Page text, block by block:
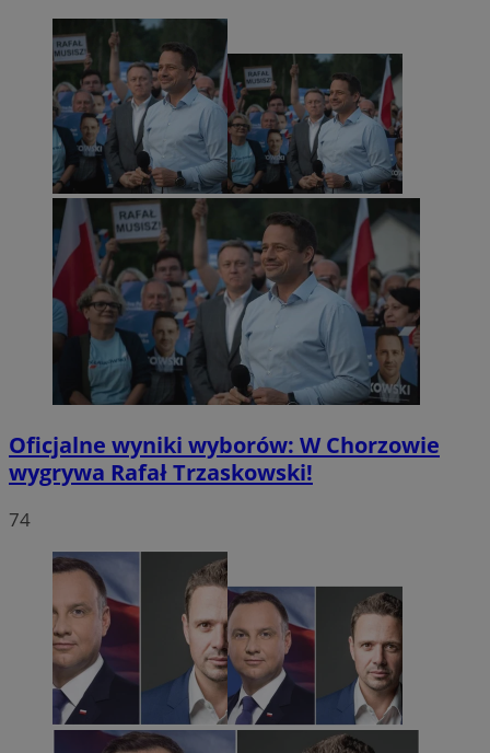
Oficjalne wyniki wyborów: W Chorzowie
wygrywa Rafał Trzaskowski!
74